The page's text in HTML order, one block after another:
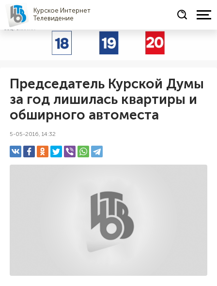
Курское Интернет
Телевидение
СОЦРЕКЛАМА
Председатель Курской Думы
за год лишилась квартиры и
обширного автоместа
5-05-2016, 14:32